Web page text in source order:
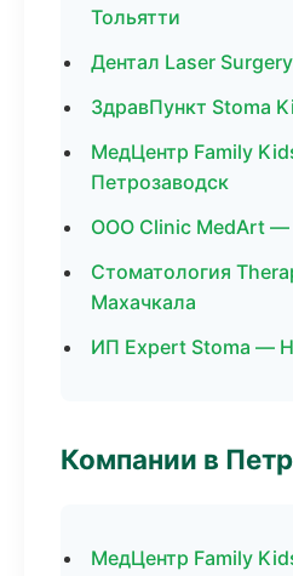
Тольятти
Дентал Laser
ЗдравПункт Stoma
МедЦентр Family
Петрозаводск
ООО Clinic MedArt —
Стоматология
Махачкала
ИП Expert Stoma —
Компании в
МедЦентр Family